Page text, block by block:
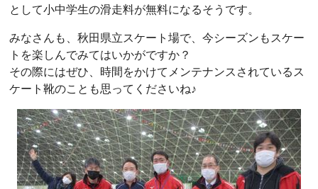
として小中学生の滑走料が無料になるそうです。
みなさんも、秋田県立スケート場で、今シーズンもスケー
トを楽しんでみてはいかがですか？
その際にはぜひ、時間をかけてメンテナンスされているス
ケート靴のことも思ってくださいね♪